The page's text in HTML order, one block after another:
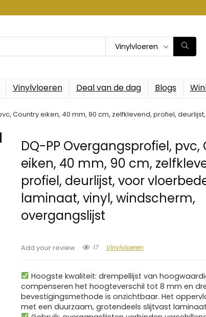
Vinylvloeren
Vinylvloeren Deal van de dag Blogs
Country eiken, 40 mm, 90 cm, zelfklevend, profiel,
DQ-PP Overgangsprofiel,
eiken, 40 mm, 90 cm,
profiel, deurlijst, voor
laminaat, vinyl, windscherm,
overgangslijst
Add your review 17 Vinylvloeren
Hoogste kwaliteit: drempellijst van
compenseren het hoogteverschil tot 8 mm en
bevestigingsmethode is onzichtbaar. Het
met een duurzaam, grotendeels slijtvast